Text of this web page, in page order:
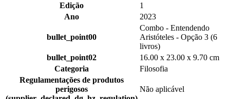
Edição
1
Ano
2023
bullet_point00
Combo - Entendendo
Aristóteles - Opção 3 (6
livros)
bullet_point02
16.00 x 23.00 x 9.70 cm
Categoria
Filosofia
Regulamentações de produtos
perigosos
Não aplicável